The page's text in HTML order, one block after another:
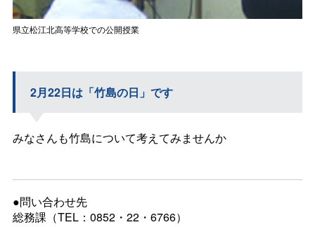
県立松江北高等学校での公開授業
2月22日は「竹島の日」です
みなさんも竹島について考えてみませんか
●問い合わせ先
総務課（TEL：0852・22・6766）